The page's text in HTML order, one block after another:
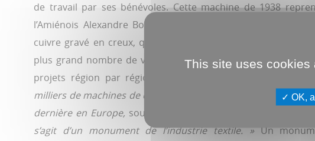
de travail par ses bénévoles. Cette machine de 1938
l’Amiénois Alexandre Bonvallet en 1775, celle de
cuivre gravé en creux, qui révolutionna la pratique. La
plus grand nombre de votes des internautes, à qui revient
projets région par région. L'association invite donc à se
milliers de machines de ce type ont imprimé dans le monde,
dernière en Europe, souligne Yves Benoit, le président de
s’agit d’un monument de l’industrie textile. »Un
This site uses cookies
OK,